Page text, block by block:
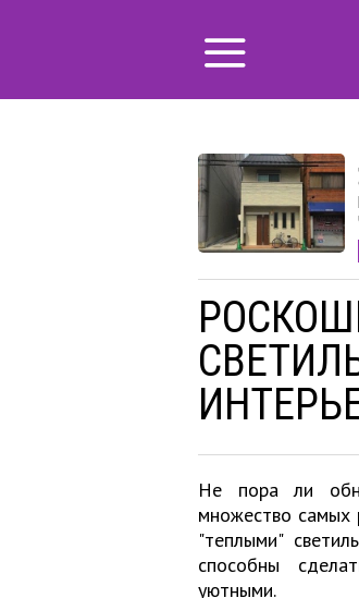
Не пора ли
множество самых
"теплыми"
способны
уютными.